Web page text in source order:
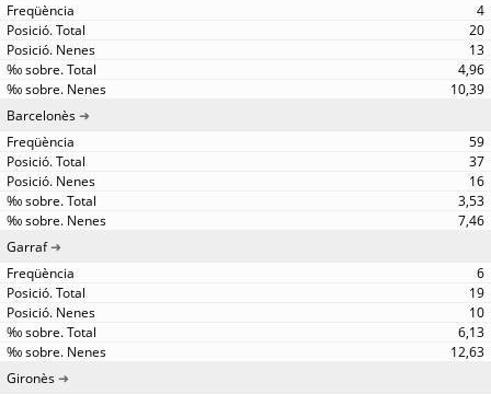
4
20
13
4,96
10,39
Barcelonès
59
37
16
3,53
7,46
Garraf
6
19
10
6,13
12,63
Gironès